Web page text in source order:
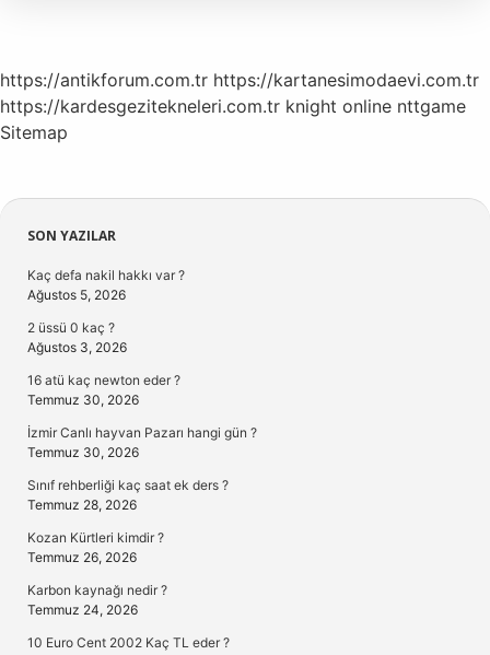
https://antikforum.com.tr https://kartanesimodaevi.com.tr
https://kardesgezitekneleri.com.tr knight online nttgame
Sitemap
Sidebar
SON YAZILAR
Kaç defa nakil hakkı var ?
Ağustos 5, 2026
2 üssü 0 kaç ?
Ağustos 3, 2026
16 atü kaç newton eder ?
Temmuz 30, 2026
İzmir Canlı hayvan Pazarı hangi gün ?
Temmuz 30, 2026
Sınıf rehberliği kaç saat ek ders ?
Temmuz 28, 2026
Kozan Kürtleri kimdir ?
Temmuz 26, 2026
Karbon kaynağı nedir ?
Temmuz 24, 2026
10 Euro Cent 2002 Kaç TL eder ?